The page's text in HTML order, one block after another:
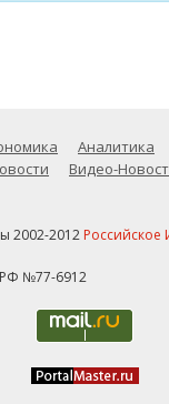
Аналитика
Видео-
2002-2012
№77-6912